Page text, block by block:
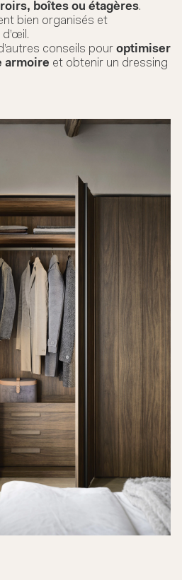
boîtes ou étagères.
bien organisés et
conseils pour optimiser
armoire et obtenir un dressing